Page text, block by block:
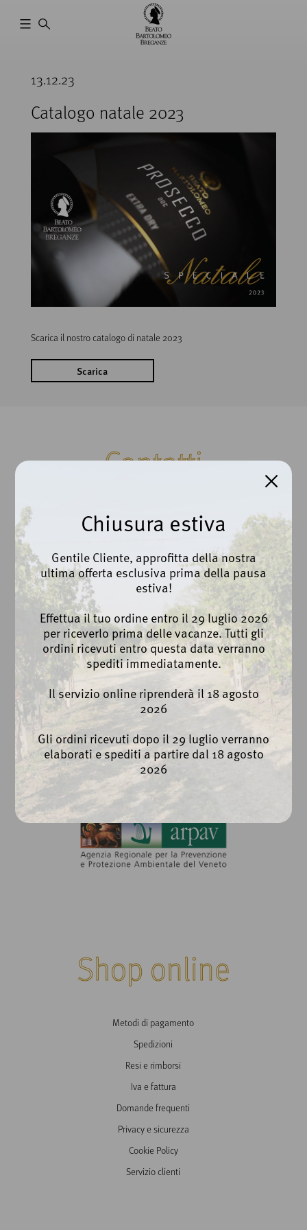
13.12.23
Catalogo natale 2023
Scarica il nostro catalogo di natale 2023
Scarica
Contatti
Cantina Beato Bartolomeo da Breganze Scarl
Via Roma, 100 | Breganze (VI)
Ph. +39 0445 873112
info@cantinabreganze.it
export@cantinabreganze.it
Privacy Policy
Cookie Policy
Whistleblowing
Shop online
Metodi di pagamento
Spedizioni
Resi e rimborsi
Iva e fattura
Domande frequenti
Privacy e sicurezza
Cookie Policy
Servizio clienti
Chiusura estiva
Gentile Cliente, approfitta della nostra
ultima offerta esclusiva prima della pausa
estiva!
Effettua il tuo ordine entro il 29 luglio 2026
per riceverlo prima delle vacanze. Tutti gli
ordini ricevuti entro questa data verranno
spediti immediatamente.
Il servizio online riprenderà il 18 agosto
2026
Gli ordini ricevuti dopo il 29 luglio verranno
elaborati e spediti a partire dal 18 agosto
2026